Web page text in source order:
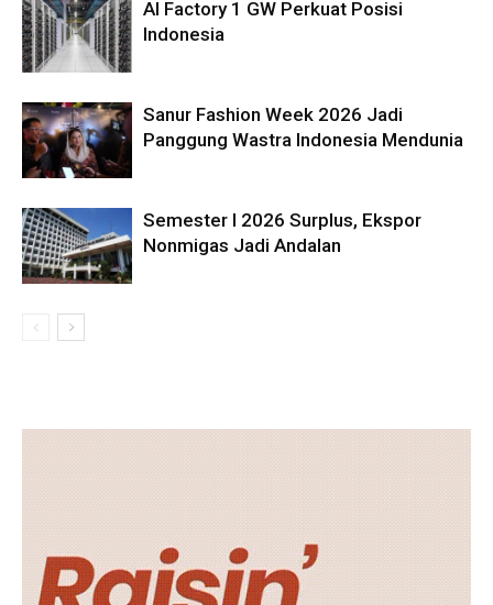
AI Factory 1 GW Perkuat Posisi
Indonesia
Sanur Fashion Week 2026 Jadi
Panggung Wastra Indonesia Mendunia
Semester I 2026 Surplus, Ekspor
Nonmigas Jadi Andalan